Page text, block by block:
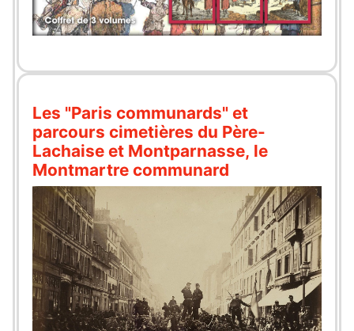
Les "Paris communards" et
parcours cimetières du Père-
Lachaise et Montparnasse, le
Montmartre communard